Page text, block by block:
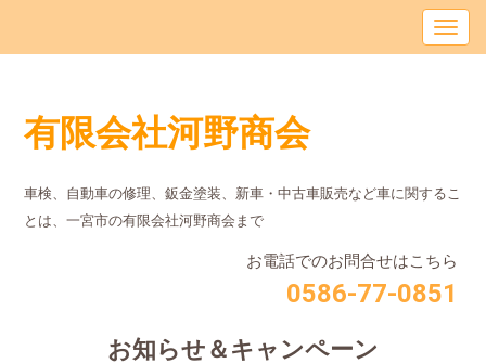
有限会社河野商会
車検、自動車の修理、鈑金塗装、新車・中古車販売など車に関するこ
とは、⼀宮市の有限会社河野商会まで
お電話でのお問合せはこちら
0586-77-0851
お知らせ＆キャンペーン